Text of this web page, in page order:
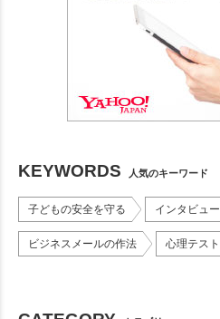
KEYWORDS 人気のキーワード
子どもの安全を守る インタビュー
ビジネスメールの作法 心理テスト